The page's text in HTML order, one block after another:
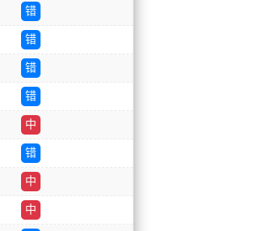
错
错
错
错
中
错
中
中